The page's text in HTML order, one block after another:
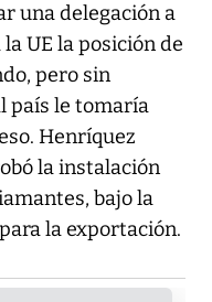
una delegación a
UE la posición de
pero sin
país le tomaría
Henríquez
la instalación
bajo la
la exportación.